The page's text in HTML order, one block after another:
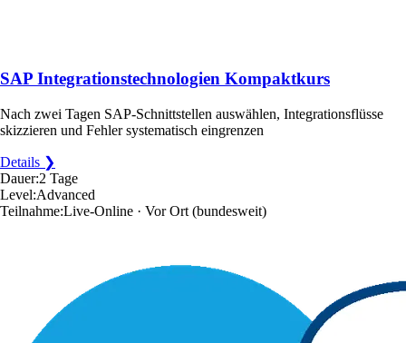
SAP Integrationstechnologien Kompaktkurs
Nach zwei Tagen SAP-Schnittstellen auswählen, Integrationsflüsse
skizzieren und Fehler systematisch eingrenzen
Details ❯
Dauer:2 Tage
Level:Advanced
Teilnahme:Live-Online · Vor Ort (bundesweit)